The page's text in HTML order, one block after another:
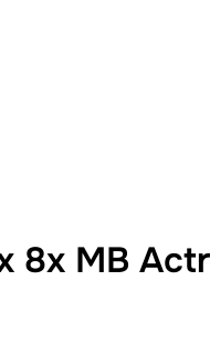
8x MB